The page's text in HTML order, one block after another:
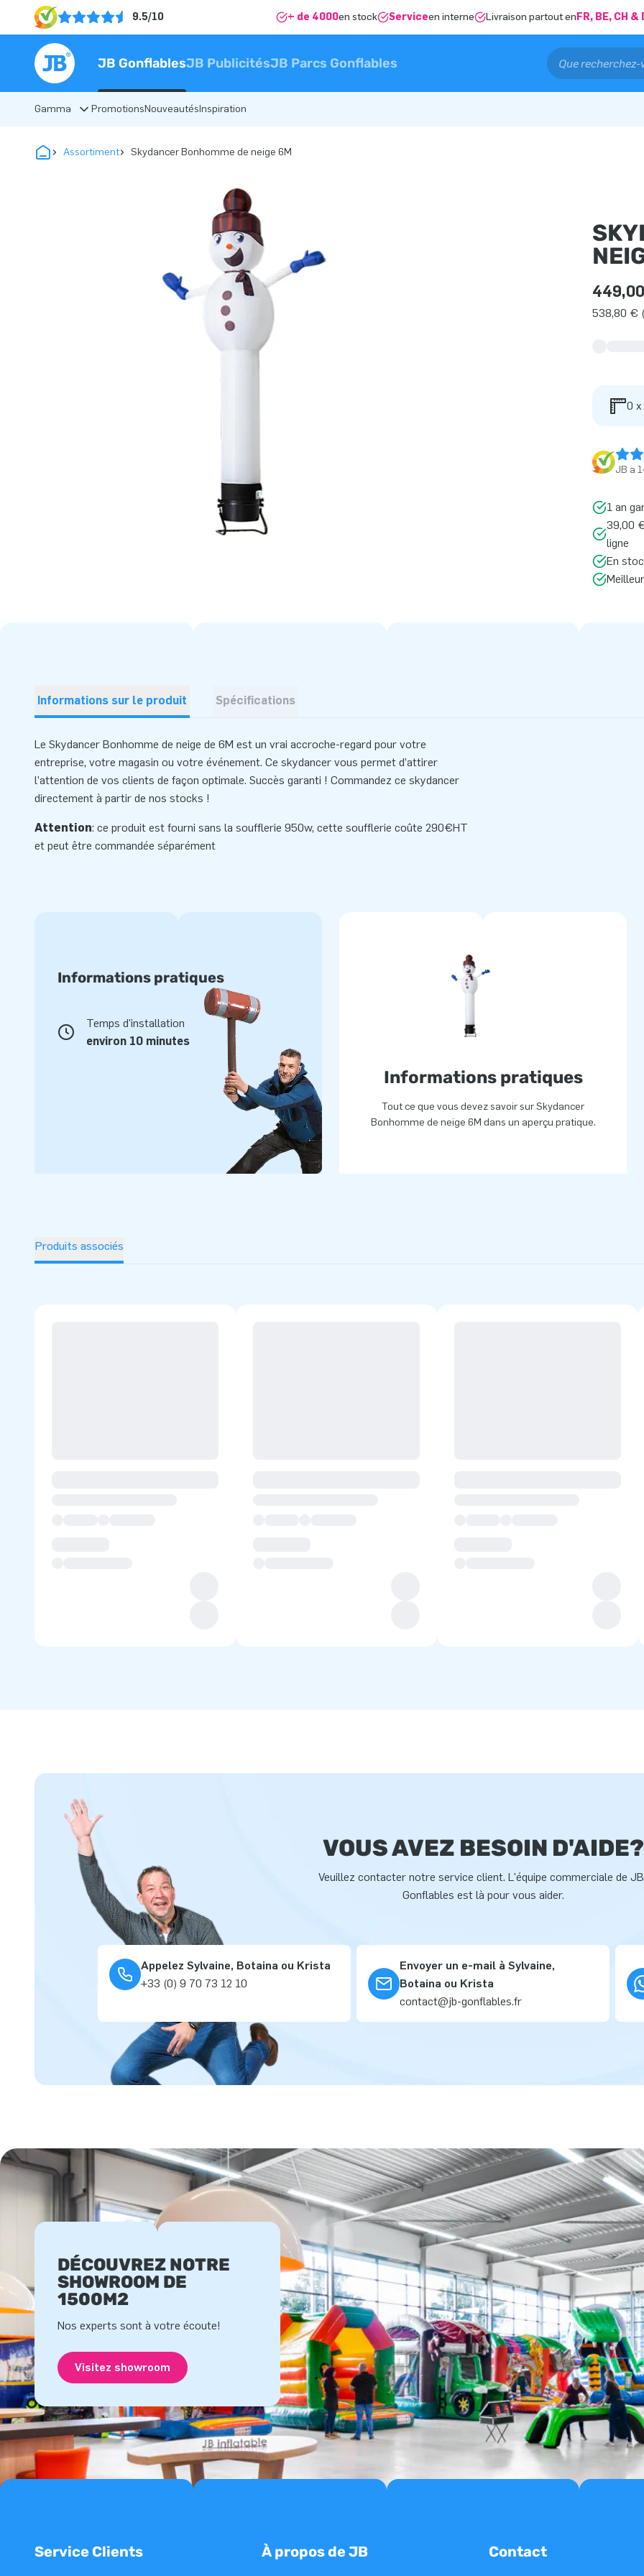
9.5/10 + de 4000en stock Serviceen interne Livraison partout en FR, BE, CH
JB GonflablesJB PublicitésJB Parcs Gonflables
Gamma PromotionsNouveautésInspiration
Assortiment Skydancer Bonhomme de neige 6M
538,80 €
0
JB a
1 an
39,00
ligne
En
Informations sur le produit Spécifications
Le Skydancer Bonhomme de neige de 6M est un vrai accroche-regard pour votre
entreprise, votre magasin ou votre événement. Ce skydancer vous permet d’attirer
l’attention de vos clients de façon optimale. Succès garanti ! Commandez ce skydancer
directement à partir de nos stocks !
Attention: ce produit est fourni sans la soufflerie 950w, cette soufflerie coûte 290€HT
et peut être commandée séparément
Informations pratiques
Temps d'installation
environ 10 minutes
Informations pratiques
Tout ce que vous devez savoir sur Skydancer
Bonhomme de neige 6M dans un aperçu pratique.
Produits associés
VOUS AVEZ BESOIN D'AIDE?
Veuillez contacter notre service client. L'équipe commerciale de
Gonflables est là pour vous aider.
Appelez Sylvaine, Botaina ou Krista
+33 (0) 9 70 73 12 10
Envoyer un e-mail à Sylvaine,
Botaina ou Krista
contact@jb-gonflables.fr
DÉCOUVREZ NOTRE
SHOWROOM DE
1500M2
Nos experts sont à votre écoute!
Visitez showroom
Service Clients À propos de JB Contact